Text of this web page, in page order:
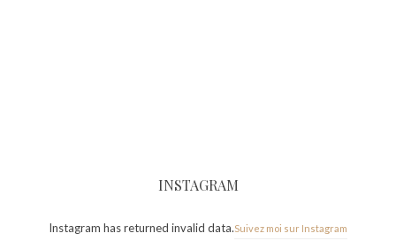
INSTAGRAM
Instagram has returned invalid data.Suivez moi sur Instagram